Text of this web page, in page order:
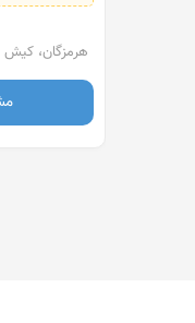
هرمزگان، کیش